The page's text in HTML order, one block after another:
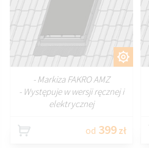
DOSTOSUJ
- Markiza FAKRO AMZ
- Występuje w wersji ręcznej i
elektrycznej
od 399 zł